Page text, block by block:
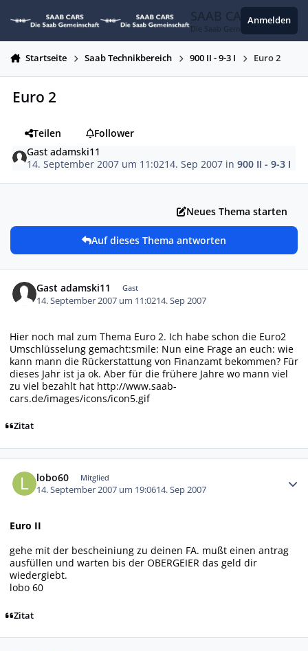
SAAB CARS
Die Saab Gemeinschaft
Anmelden
Startseite Saab Technikbereich 900 II - 9-3 I Euro 2
Euro 2
Teilen
Follower
Gast adamski11
14. September 2007 um 11:0214. Sep 2007 in900 II - 9-3 I
Neues Thema starten
Auf dieses Thema antworten
Gast adamski11 Gast
14. September 2007 um 11:0214. Sep 2007
Hier noch mal zum Thema Euro 2. Ich habe schon die Euro2
Umschlüsselung gemacht:smile: Nun eine Frage an euch: wie
kann mann die Rückerstattung von Finanzamt bekommen? Für
dieses Jahr ist ja ok. Aber für die frühere Jahre wo mann viel
zu viel bezahlt hat http://www.saab-
cars.de/images/icons/icon5.gif
Zitat
lobo60 Mitglied
14. September 2007 um 19:0614. Sep 2007
Euro II
gehe mit der bescheiniung zu deinen FA. mußt einen antrag
ausfüllen und warten bis der OBERGEIER das geld dir
wiedergiebt.
lobo 60
Zitat